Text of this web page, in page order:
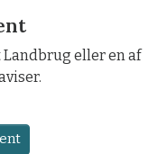
eller en af